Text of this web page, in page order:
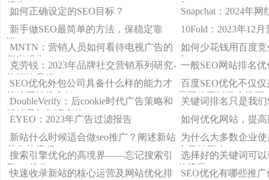
报告
么？
如何正确设定的SEO目标？
Snapchat：2024年
新手做SEO最简单的方法，保稳定靠
谱！
10Fold：2023年12
MNTN：营销人员如何看待电视广告的
复兴报告
如何少花钱用百度
广？
克劳锐：2023年品牌社交营销系列研究-
快消饮品篇
一般SEO网站排名
SEO优化外包公司具备什么样的能力才
能将网站推广好？
百度SEO优化不仅
是网络营销推广资源
DoubleVerify：后cookie时代广告策略和
情绪是如何演变的
关键词排名只是我
EYEO：2023年广告过滤报告
如何优化网站，提
新站什么时候适合做seo推广？阐述新站
优化的流程
为什么大多数企业使
合营销策略？
搜索引擎优化的高境界——忘记搜索引
擎seo优化
选择好的关键词可
的流量
快速收录新站的核心运营及网站优化排
SEO优化有哪些推